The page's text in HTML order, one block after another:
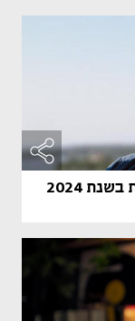
2024